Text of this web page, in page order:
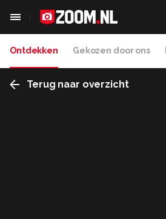
Ontdekken Gekozen door ons
Terug naar overzicht